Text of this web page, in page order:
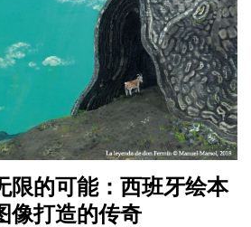
限的可能：西班牙绘本
像打造的传奇